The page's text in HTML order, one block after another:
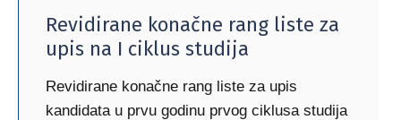
Revidirane konačne rang liste za
upis na I ciklus studija
Revidirane konačne rang liste za upis
kandidata u prvu godinu prvog ciklusa studija